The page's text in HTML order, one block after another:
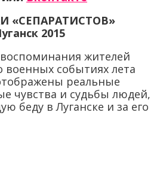
«СЕПАРАТИСТОВ»
2015
жителей
военных событиях лета
реальные
чувства и судьбы людей,
беду в Луганске и за его